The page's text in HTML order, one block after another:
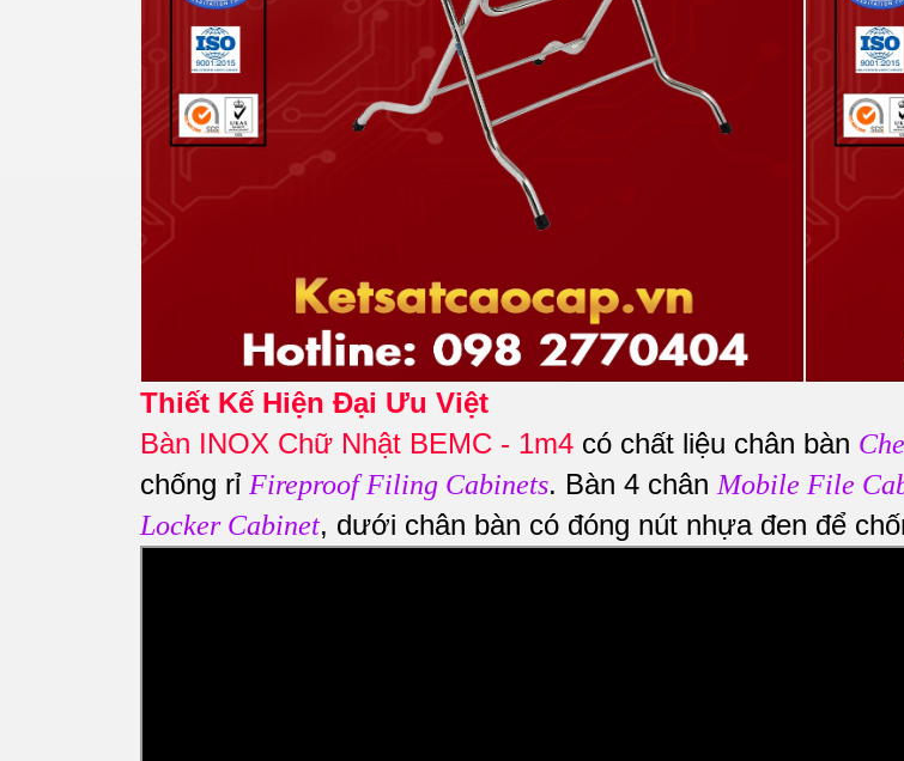
Thiết Kế Hiện Đại Ưu Việt
Bàn INOX Chữ Nhật BEMC - 1m4 có chất liệu chân bàn
chống rỉ Fireproof Filing Cabinets. Bàn 4 chân Mobile File
Locker Cabinet, dưới chân bàn có đóng nút nhựa đen để